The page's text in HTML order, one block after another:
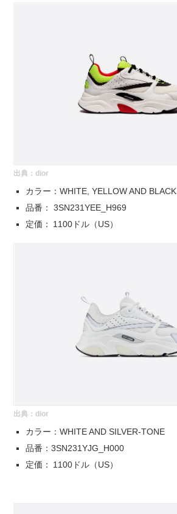
出典：dior
カラー：WHITE, YELLOW AND BLACK
品番： 3SN231YEE_H969
定価： 1100ドル（US）
出典：dior
カラー：WHITE AND SILVER-TONE
品番：3SN231YJG_H000
定価： 1100ドル（US）